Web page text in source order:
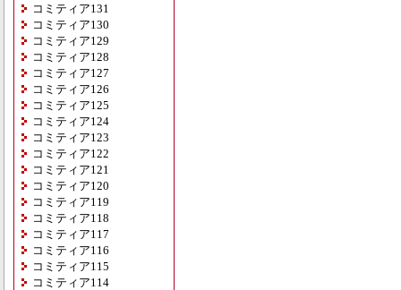
コミティア131
コミティア130
コミティア129
コミティア128
コミティア127
コミティア126
コミティア125
コミティア124
コミティア123
コミティア122
コミティア121
コミティア120
コミティア119
コミティア118
コミティア117
コミティア116
コミティア115
コミティア114